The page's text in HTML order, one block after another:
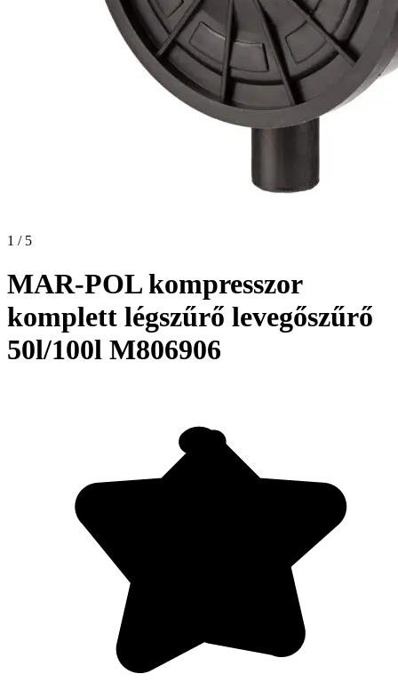
1 / 5
MAR-POL kompresszor
komplett légszűrő levegőszűrő
50l/100l M806906